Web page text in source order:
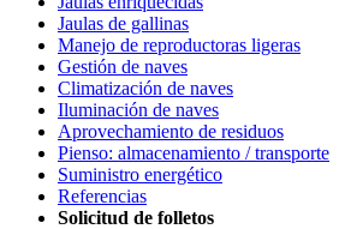
Jaulas de gallinas
Manejo de reproductoras ligeras
Gestión de naves
Climatización de naves
Iluminación de naves
Aprovechamiento de residuos
Pienso: almacenamiento / transporte
Suministro energético
Referencias
Solicitud de folletos